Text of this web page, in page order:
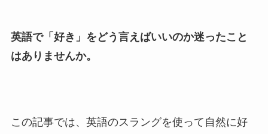
英語で「 好き 」をどう言えばいいのか迷ったこと
はありませんか。
この記事では、英語のスラングを使って自然に好